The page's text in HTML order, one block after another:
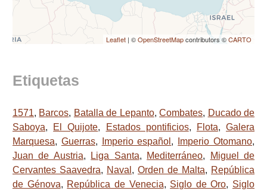
Leaflet | ©OpenStreetMapcontributors ©CARTO
Etiquetas
1571, Barcos, Batalla de Lepanto,Combates, Ducado de
Saboya, El Quijote, Estados pontificios, Flota,Galera
Marquesa, Guerras, Imperio español , Imperio Otomano,
Juan de Austria, Liga Santa, Mediterráneo,
Miguel de
Cervantes Saavedra, Naval , Orden de Malta, República
de Génova, República de Venecia, Siglo de Oro, Siglo